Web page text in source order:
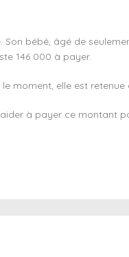
bébé, âgé de
146 000 à payer.
moment, elle est retenue
à payer ce montant